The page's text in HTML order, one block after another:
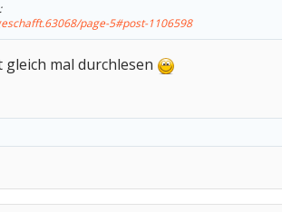
page-5#post-1106598
mal durchlesen